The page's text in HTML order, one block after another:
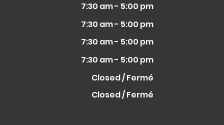
7:30 am - 5:00 pm
7:30 am - 5:00 pm
7:30 am - 5:00 pm
7:30 am - 5:00 pm
Closed / Fermé
Closed / Fermé